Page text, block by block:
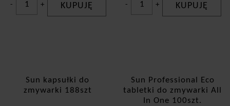
- + KUPUJĘ - + KUPUJĘ
Sun kapsułki do
zmywarki 188szt
Sun Professional Eco
tabletki do zmywarki All
In One 100szt.